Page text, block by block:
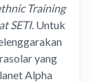
Training
SETI. Untuk
yang
Alpha